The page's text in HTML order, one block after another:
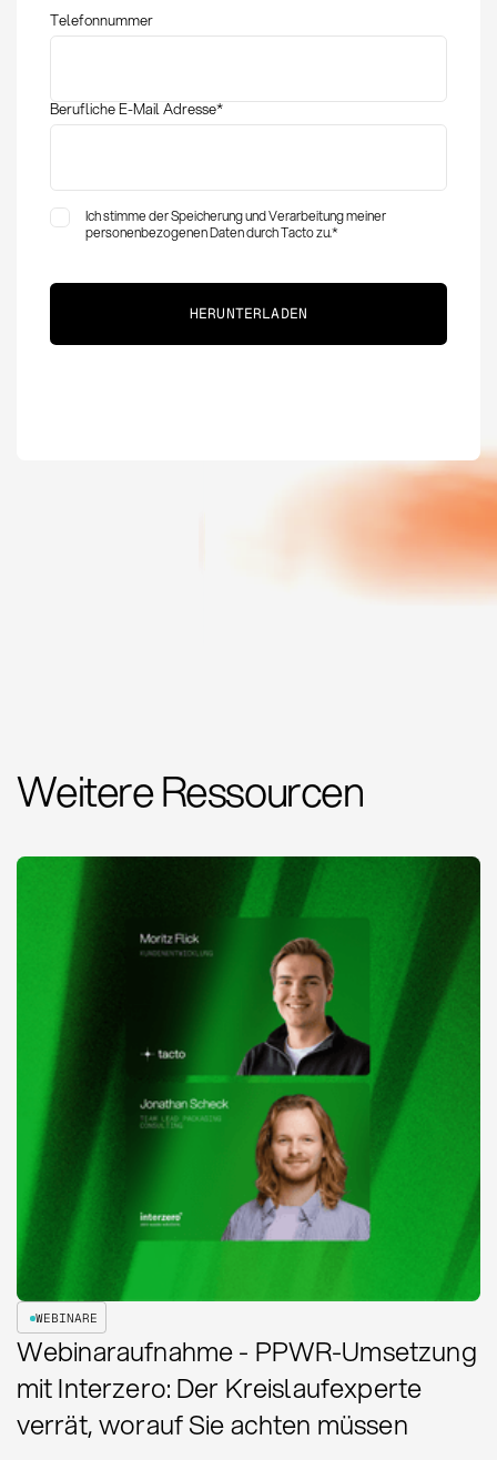
Einkauf
Telefonnummer
Berufliche E-Mail Adresse*
Ich stimme der Speicherung und Verarbeitung meiner
personenbezogenen Daten durch Tacto zu.*
Weitere Ressourcen
WEBINARE
Webinaraufnahme - PPWR-Umsetzung
mit Interzero: Der Kreislaufexperte
verrät, worauf Sie achten müssen